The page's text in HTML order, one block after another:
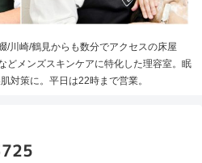
/川崎/鶴見からも数分でアクセスの床屋
どメンズスキンケアに特化した理容室。眠
対策に。平日は22時まで営業。